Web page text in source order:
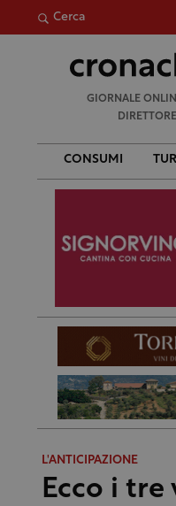
Cerca
GIORNALE
CONSUMI
L'ANTICIPAZIONE
Ecco i